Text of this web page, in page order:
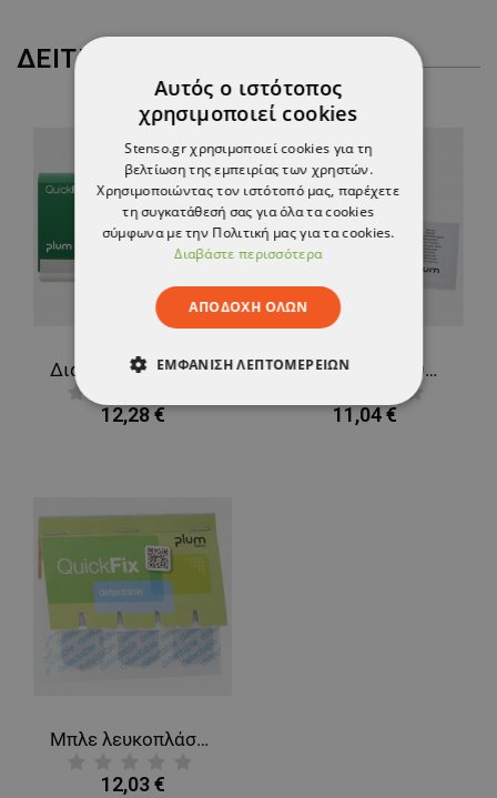
ΔΕΊΤΕ ΠΕΡΙΣΣΌΤΕΡΑ
Διανομέας επιτοίχιος PLUM QUICKFIX DUO
12,28 €
Μαντηλάκια καθαρισμού πληγών PLUM QUICKCLEAN BOX
11,04 €
Μπλε λευκοπλάστες με μεταλλική επένδυση PLUM QUICKFIX REFILL
12,03 €
Αυτός ο ιστότοπος
χρησιμοποιεί cookies
Stenso.gr χρησιμοποιεί cookies για τη
βελτίωση της εμπειρίας των χρηστών.
Χρησιμοποιώντας τον ιστότοπό μας, παρέχετε
τη συγκατάθεσή σας για όλα τα cookies
σύμφωνα με την Πολιτική μας για τα cookies.
Διαβάστε περισσότερα
ΑΠΟΔΟΧΉ ΌΛΩΝ
ΕΜΦΆΝΙΣΗ ΛΕΠΤΟΜΕΡΕΙΏΝ
ΑΠΟΛΎΤΩΣ ΑΠΑΡΑΊΤΗΤΑ
ΛΕΙΤΟΥΡΓΙΚΌΤΗΤΑΣ
ΜΗ ΤΑΞΙΝΟΜΗΜΈΝΑ